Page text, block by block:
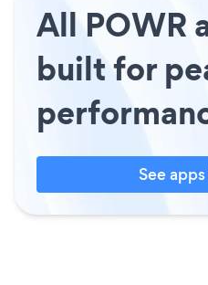
All POWR
built for
See